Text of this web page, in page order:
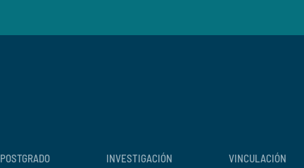
POSTGRADO INVESTIGACIÓN VINCULACIÓN